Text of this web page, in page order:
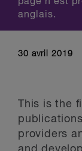
anglais.
30 avril 2019
This is the
providers